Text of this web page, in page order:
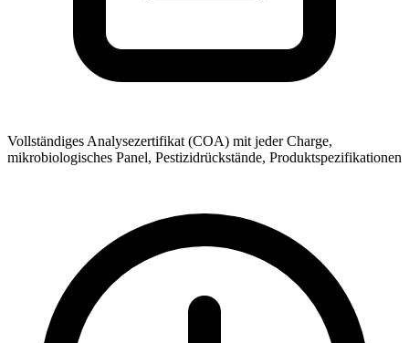
Vollständiges Analysezertifikat (COA) mit jeder Charge,
mikrobiologisches Panel, Pestizidrückstände, Produktspezifikationen